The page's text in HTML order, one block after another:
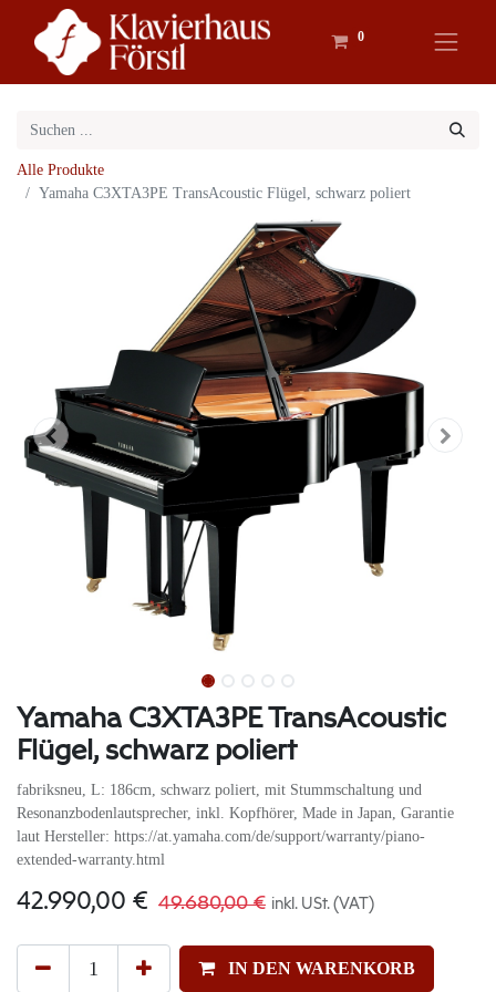
0
Alle Produkte
Yamaha C3XTA3PE TransAcoustic Flügel, schwarz poliert
Yamaha C3XTA3PE TransAcoustic
Flügel, schwarz poliert
fabriksneu, L: 186cm, schwarz poliert, mit Stummschaltung und
Resonanzbodenlautsprecher, inkl. Kopfhörer, Made in Japan, Garantie
laut Hersteller: https://at.yamaha.com/de/support/warranty/piano-
extended-warranty.html
42.990,00 € 49.680,00€ inkl. USt. (VAT)
IN DEN WARENKORB